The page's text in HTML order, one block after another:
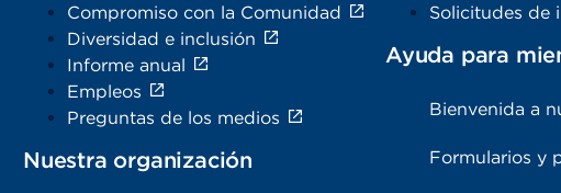
Compromiso con la Comunidad
Diversidad e inclusión
Informe anual
Empleos
Preguntas de los medios
Nuestra organización
Solicitudes de
Ayuda para
Bienvenida a
Formularios y